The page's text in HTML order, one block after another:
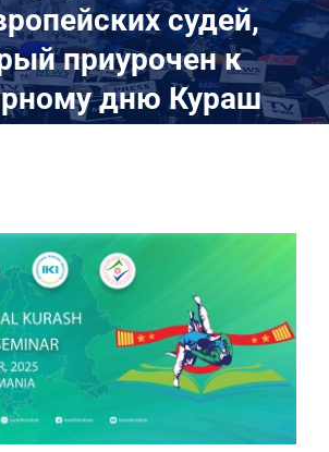
судей,
приурочен к
дню Кураш